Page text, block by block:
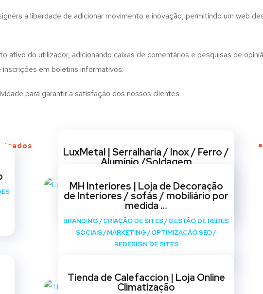
a liberdade de adicionar movimento e inovação, permitindo um web
ativo do utilizador, adicionando caixas de comentários e pesquisas de
em boletins informativos.
para garantir a satisfação dos nossos clientes.
LuxMetal | Serralharia / Inox / Ferro /
Alumínio /Soldagem
SOCIAIS/ MARKETING/OPTIMIZAÇÃO SEO/
REDESIGN DE SITES
MH Interiores | Loja de Decoração
de Interiores / sofás / mobiliário por
medida …
BRANDING /CRIAÇÃO DE SITES/GESTÃO DE REDES
SOCIAIS/MARKETING/OPTIMIZAÇÃO SEO/
REDESIGN DE SITES
Tienda de Calefaccion | Loja Online
Climatização